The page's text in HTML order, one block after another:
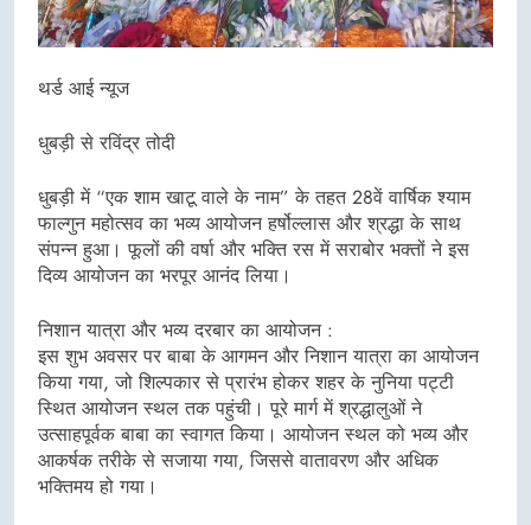
थर्ड आई न्यूज
धुबड़ी से रविंद्र तोदी
धुबड़ी में “एक शाम खाटू वाले के नाम” के तहत 28वें वार्षिक श्याम
फाल्गुन महोत्सव का भव्य आयोजन हर्षोल्लास और श्रद्धा के साथ
संपन्न हुआ। फूलों की वर्षा और भक्ति रस में सराबोर भक्तों ने इस
दिव्य आयोजन का भरपूर आनंद लिया।
निशान यात्रा और भव्य दरबार का आयोजन :
इस शुभ अवसर पर बाबा के आगमन और निशान यात्रा का आयोजन
किया गया, जो शिल्पकार से प्रारंभ होकर शहर के नुनिया पट्टी
स्थित आयोजन स्थल तक पहुंची। पूरे मार्ग में श्रद्धालुओं ने
उत्साहपूर्वक बाबा का स्वागत किया। आयोजन स्थल को भव्य और
आकर्षक तरीके से सजाया गया, जिससे वातावरण और अधिक
भक्तिमय हो गया।